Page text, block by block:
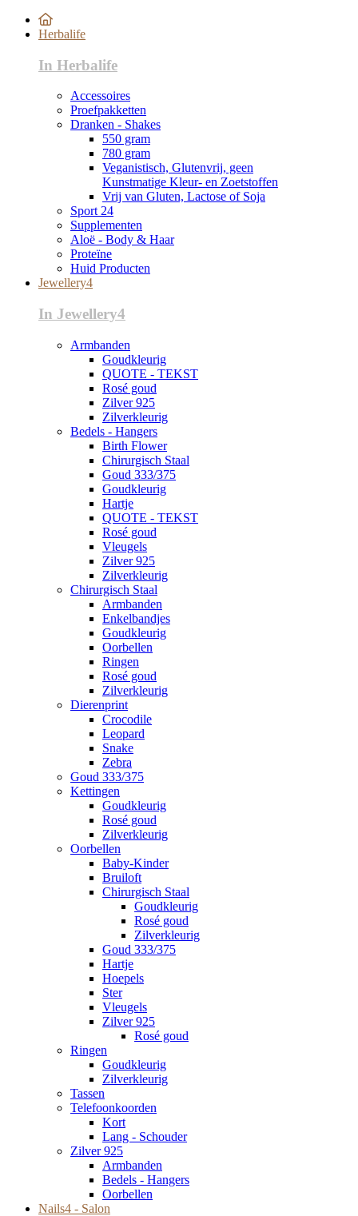
Herbalife
In Herbalife
Accessoires
Proefpakketten
Dranken - Shakes
550 gram
780 gram
Veganistisch, Glutenvrij, geen
Kunstmatige Kleur- en Zoetstoffen
Vrij van Gluten, Lactose of Soja
Sport 24
Supplementen
Aloë - Body & Haar
Proteïne
Huid Producten
Jewellery4
In Jewellery4
Armbanden
Goudkleurig
QUOTE - TEKST
Rosé goud
Zilver 925
Zilverkleurig
Bedels - Hangers
Birth Flower
Chirurgisch Staal
Goud 333/375
Goudkleurig
Hartje
QUOTE - TEKST
Rosé goud
Vleugels
Zilver 925
Zilverkleurig
Chirurgisch Staal
Armbanden
Enkelbandjes
Goudkleurig
Oorbellen
Ringen
Rosé goud
Zilverkleurig
Dierenprint
Crocodile
Leopard
Snake
Zebra
Goud 333/375
Kettingen
Goudkleurig
Rosé goud
Zilverkleurig
Oorbellen
Baby-Kinder
Bruiloft
Chirurgisch Staal
Goudkleurig
Rosé goud
Zilverkleurig
Goud 333/375
Hartje
Hoepels
Ster
Vleugels
Zilver 925
Rosé goud
Ringen
Goudkleurig
Zilverkleurig
Tassen
Telefoonkoorden
Kort
Lang - Schouder
Zilver 925
Armbanden
Bedels - Hangers
Oorbellen
Nails4 - Salon